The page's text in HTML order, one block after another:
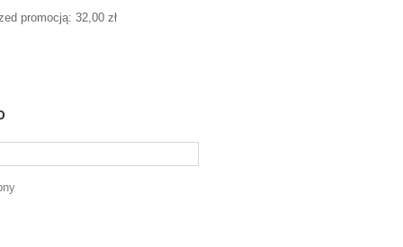
promocją: 32,00 zł